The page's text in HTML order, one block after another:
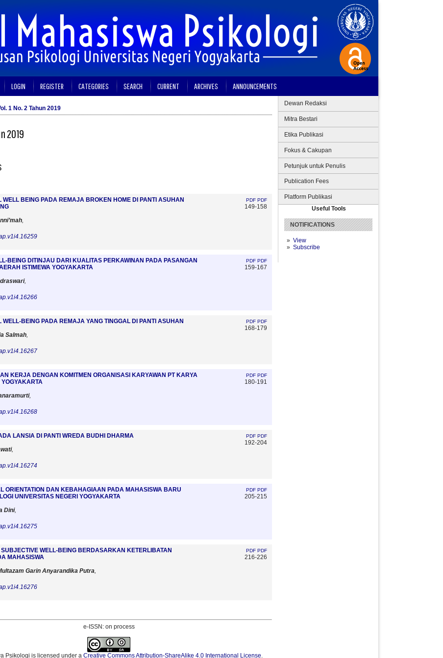
Dewan Redaksi
Mitra Bestari
Etika Publikasi
Fokus & Cakupan
Petunjuk untuk Penulis
Publication Fees
Platform Publikasi
Useful Tools
NOTIFICATIONS
View
Subscribe
LOGIN REGISTER CATEGORIES SEARCH CURRENT ARCHIVES ANNOUNCEMENTS
1 No. 2 Tahun 2019
2019
WELL BEING PADA REMAJA BROKEN HOME DI PANTI ASUHAN
PDF PDF
149-158
BEING DITINJAU DARI KUALITAS PERKAWINAN PADA PASANGAN
ISTIMEWA YOGYAKARTA
,
PDF PDF
159-167
WELL-BEING PADA REMAJA YANG TINGGAL DI PANTI ASUHAN
Salmah
PDF PDF
168-179
KERJA DENGAN KOMITMEN ORGANISASI KARYAWAN PT KARYA
,
PDF PDF
180-191
LANSIA DI PANTI WREDA BUDHI DHARMA
,
PDF PDF
192-204
ORIENTATION DAN KEBAHAGIAAN PADA MAHASISWA BARU
UNIVERSITAS NEGERI YOGYAKARTA
Dini,
PDF PDF
205-215
WELL-BEING BERDASARKAN KETERLIBATAN
MAHASISWA
Garin Anyarandika Putra
PDF PDF
216-226
e-ISSN: on process
Psikologi is licensed under a Creative Commons Attribution-ShareAlike 4.0 International License